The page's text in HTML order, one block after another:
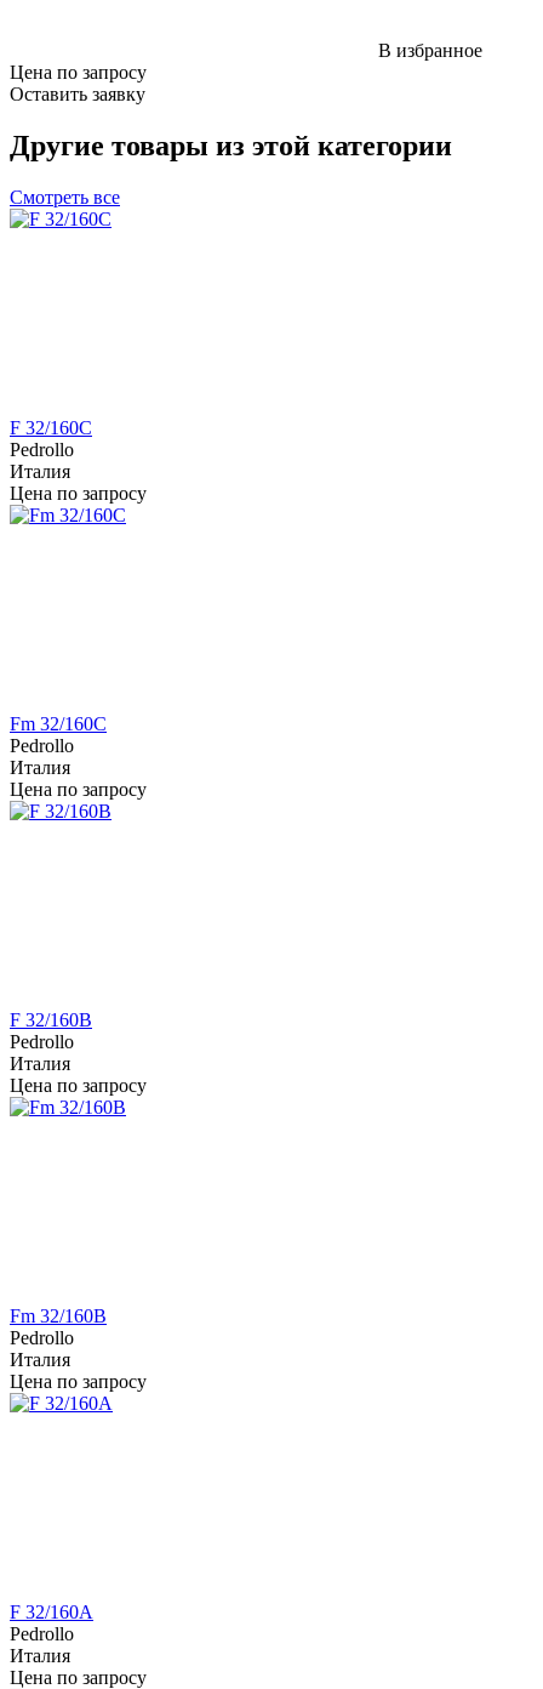
В избранное
Цена по запросу
Оставить заявку
Другие товары из этой категории
Смотреть все
F 32/160C
Pedrollo
Италия
Цена по запросу
Fm 32/160C
Pedrollo
Италия
Цена по запросу
F 32/160B
Pedrollo
Италия
Цена по запросу
Fm 32/160B
Pedrollo
Италия
Цена по запросу
F 32/160A
Pedrollo
Италия
Цена по запросу